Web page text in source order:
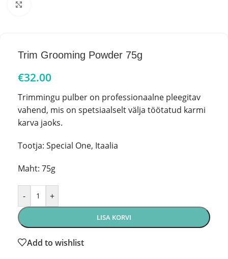
Trim Grooming Powder 75g
€32.00
Trimmingu pulber on professionaalne pleegitav
vahend, mis on spetsiaalselt välja töötatud karmi
karva jaoks.
Tootja: Special One, Itaalia
Maht: 75g
- +
LISA KORVI
Add to wishlist